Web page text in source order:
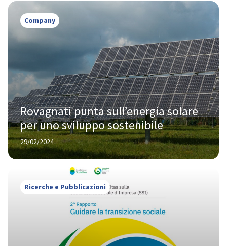
Company
Rovagnati punta sull’energia solare
per uno sviluppo sostenibile
29/02/2024
Ricerche e Pubblicazioni